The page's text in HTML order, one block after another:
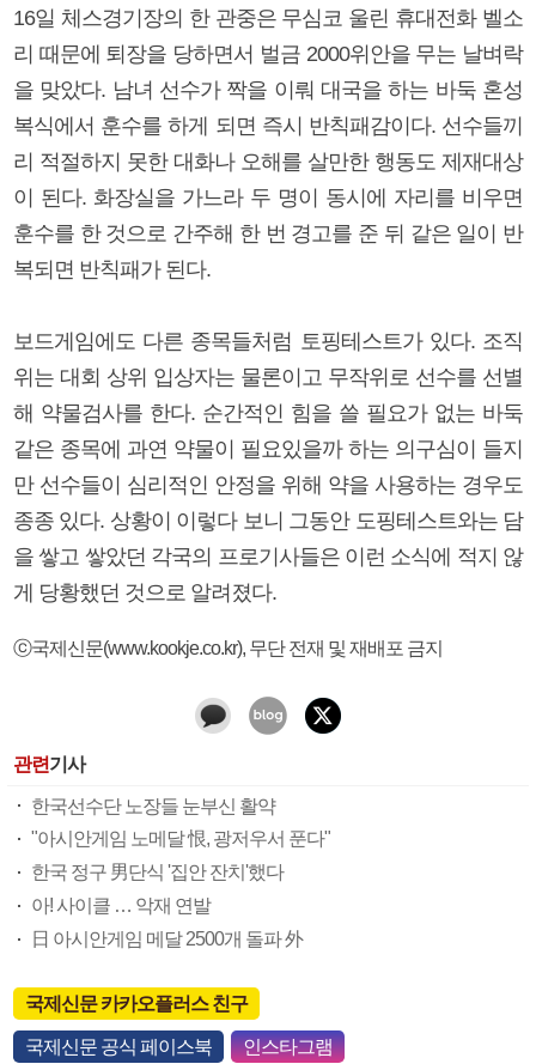
16일 체스경기장의 한 관중은 무심코 울린 휴대전화 벨소
리 때문에 퇴장을 당하면서 벌금 2000위안을 무는 날벼락
을 맞았다. 남녀 선수가 짝을 이뤄 대국을 하는 바둑 혼성
복식에서 훈수를 하게 되면 즉시 반칙패감이다. 선수들끼
리 적절하지 못한 대화나 오해를 살만한 행동도 제재대상
이 된다. 화장실을 가느라 두 명이 동시에 자리를 비우면
훈수를 한 것으로 간주해 한 번 경고를 준 뒤 같은 일이 반
복되면 반칙패가 된다.
보드게임에도 다른 종목들처럼 토핑테스트가 있다. 조직
위는 대회 상위 입상자는 물론이고 무작위로 선수를 선별
해 약물검사를 한다. 순간적인 힘을 쓸 필요가 없는 바둑
같은 종목에 과연 약물이 필요있을까 하는 의구심이 들지
만 선수들이 심리적인 안정을 위해 약을 사용하는 경우도
종종 있다. 상황이 이렇다 보니 그동안 도핑테스트와는 담
을 쌓고 쌓았던 각국의 프로기사들은 이런 소식에 적지 않
게 당황했던 것으로 알려졌다.
ⓒ국제신문(www.kookje.co.kr), 무단 전재 및 재배포 금지
관련기사
한국선수단 노장들 눈부신 활약
"아시안게임 노메달 恨, 광저우서 푼다"
한국 정구 男단식 '집안 잔치'했다
아! 사이클 … 악재 연발
日 아시안게임 메달 2500개 돌파 外
국제신문 카카오플러스 친구
국제신문 공식 페이스북 인스타그램